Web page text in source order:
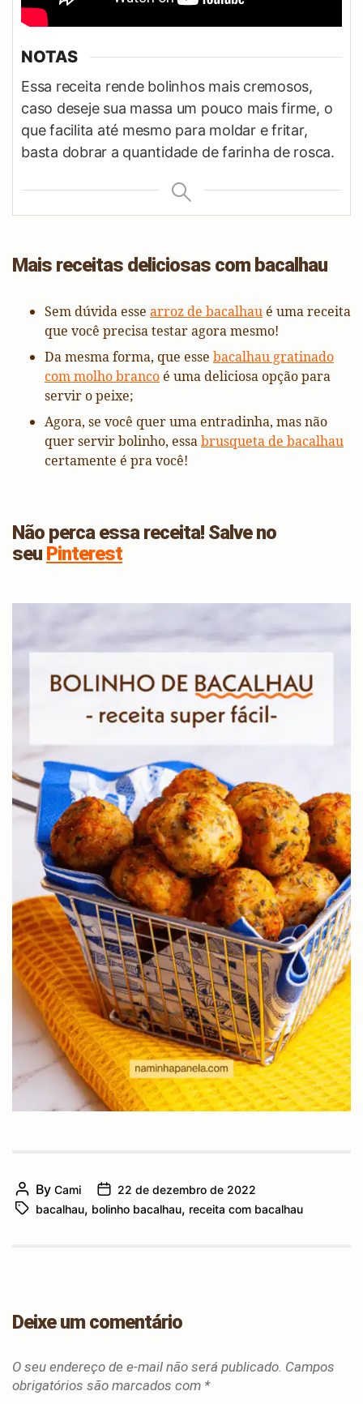
NOTAS
Essa receita rende bolinhos mais cremosos,
caso deseje sua massa um pouco mais firme, o
que facilita até mesmo para moldar e fritar,
basta dobrar a quantidade de farinha de rosca.
Mais receitas deliciosas com bacalhau
Sem dúvida esse arroz de bacalhaué uma receita
que você precisa testar agora mesmo!
Da mesma forma, que esse bacalhau gratinado
com molho brancoé uma deliciosa opção para
servir o peixe;
Agora, se você quer uma entradinha, mas não
quer servir bolinho, essabrusqueta de bacalhau
certamente é pra você!
Não perca essa receita! Salve no
seu Pinterest
Post
author
By Cami
Post
date
22 de dezembro de 2022
Tagsbacalhau, bolinho bacalhau, receita com bacalhau
Deixe um comentário
O seu endereço de e-mail não será publicado. Campos
obrigatórios são marcados com *